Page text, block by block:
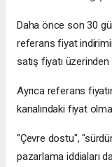
Daha önce son 30
referans fiyat
satış fiyatı üzerinden
Ayrıca referans
kanalındaki fiyat
"Çevre dostu",
pazarlama iddiaları